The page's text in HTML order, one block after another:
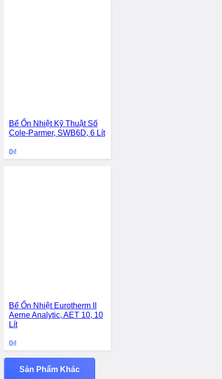
Bể Ổn Nhiệt Kỹ Thuật Số
Cole-Parmer, SWB6D, 6 Lít
0₫
Bể Ổn Nhiệt Eurotherm II
Aerne Analytic, AET 10, 10
Lít
0₫
Sản Phẩm Khác